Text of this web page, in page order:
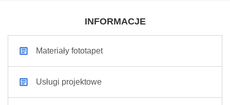
INFORMACJE
Materiały fototapet
Usługi projektowe